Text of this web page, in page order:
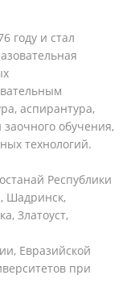
году и стал
аспирантура,
обучения,
технологий.
Республики
Шадринск,
Златоуст,
Евразийской
при